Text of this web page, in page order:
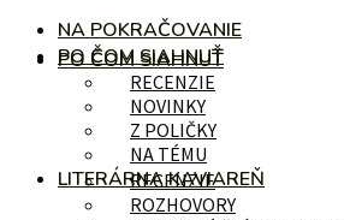
PO ČOM SIAHNUŤ
RECENZIE
NA POKRAČOVANIE
PO ČOM SIAHNUŤ
RECENZIE
NOVINKY
Z POLIČKY
NA TÉMU
LITERÁRNA KAVIAREŇ
ROZHOVORY